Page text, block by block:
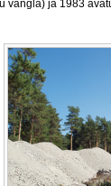
ja 1983